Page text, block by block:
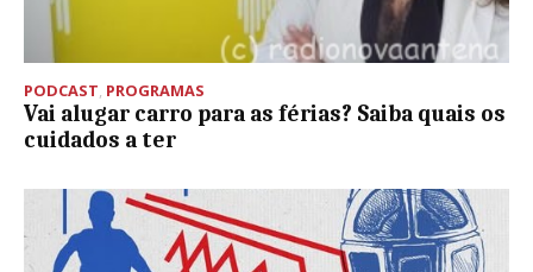
PODCAST PROGRAMAS
Vai alugar carro para as férias? Saiba quais os
cuidados a ter